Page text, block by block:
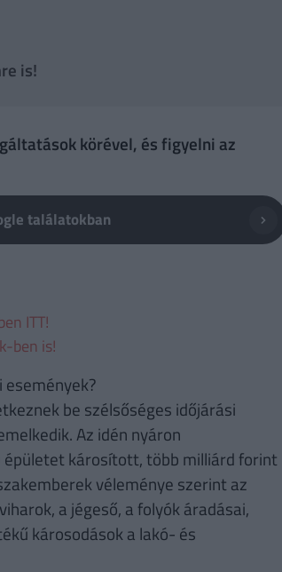
is!
körével, és figyelni az
találatokban
ITT!
ben is!
események?
be szélsőséges időjárási
Az idén nyáron
károsított, több milliárd forint
véleménye szerint az
a jégeső, a folyók áradásai,
károsodások a lakó- és